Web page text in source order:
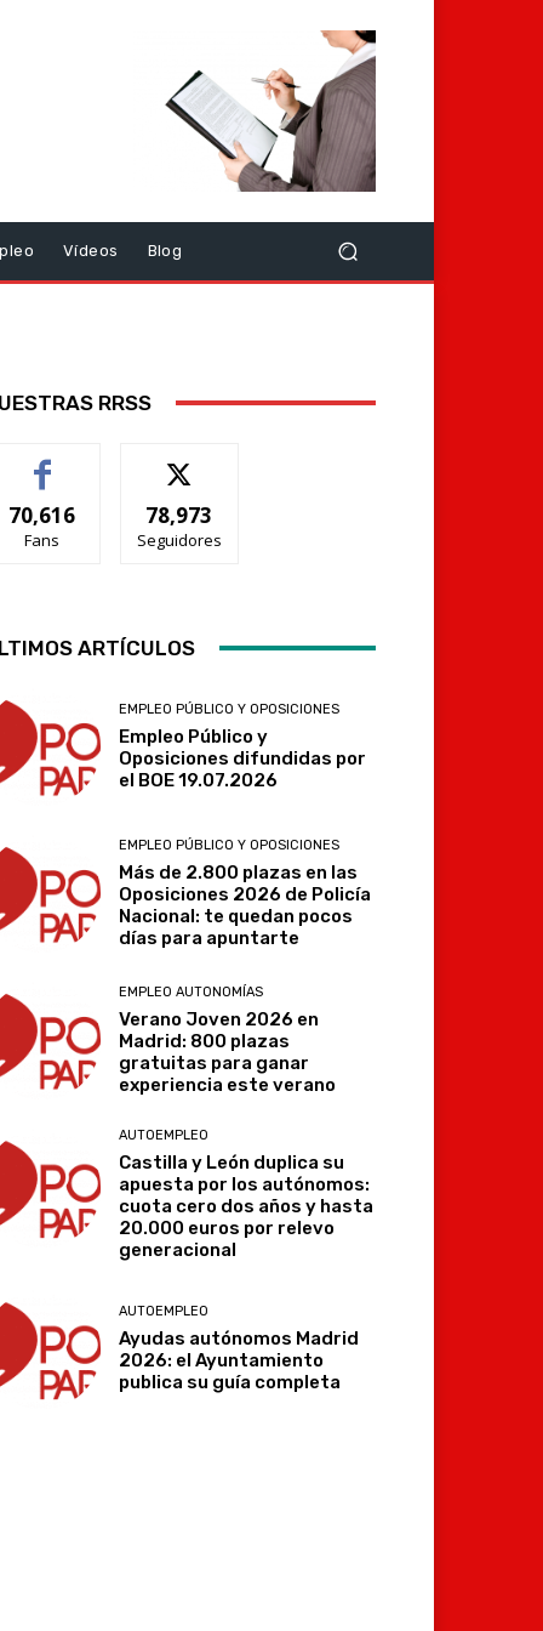
Vídeos Blog
RRSS
70,616
Fans
78,973
Seguidores
ARTÍCULOS
EMPLEO PÚBLICO Y OPOSICIONES
Empleo Público y
Oposiciones difundidas por
el BOE 19.07.2026
EMPLEO PÚBLICO Y OPOSICIONES
Más de 2.800 plazas en las
Oposiciones 2026 de Policía
Nacional: te quedan pocos
días para apuntarte
EMPLEO AUTONOMÍAS
Verano Joven 2026 en
Madrid: 800 plazas
gratuitas para ganar
experiencia este verano
AUTOEMPLEO
Castilla y León duplica su
apuesta por los autónomos:
cuota cero dos años y hasta
20.000 euros por relevo
generacional
AUTOEMPLEO
Ayudas autónomos Madrid
2026: el Ayuntamiento
publica su guía completa